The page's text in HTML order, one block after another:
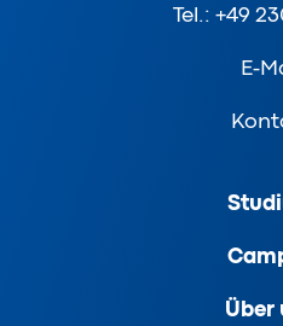
Tel.: +49
E-
Über